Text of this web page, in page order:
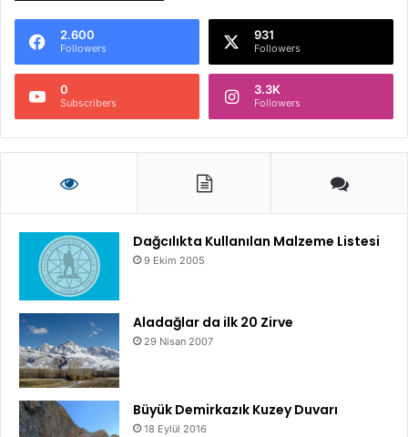
2.600
Followers
931
Followers
0
Subscribers
3.3K
Followers
Dağcılıkta Kullanılan Malzeme Listesi
9 Ekim 2005
Aladağlar da ilk 20 Zirve
29 Nisan 2007
Büyük Demirkazık Kuzey Duvarı
18 Eylül 2016